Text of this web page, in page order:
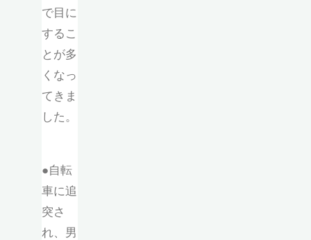
で目に
するこ
とが多
くなっ
てきま
した。
●自転
車に追
突さ
れ、男